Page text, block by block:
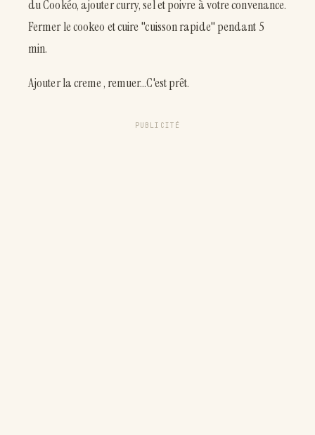
du Cookéo, ajouter curry, sel et poivre à votre convenance.
Fermer le cookeo et cuire "cuisson rapide" pendant 5
min.
Ajouter la creme , remuer...C'est prêt.
PUBLICITÉ